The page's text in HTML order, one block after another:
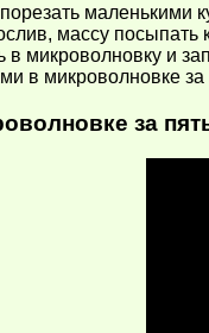
маленькими
массу
микроволновку и
в микроволновке
за